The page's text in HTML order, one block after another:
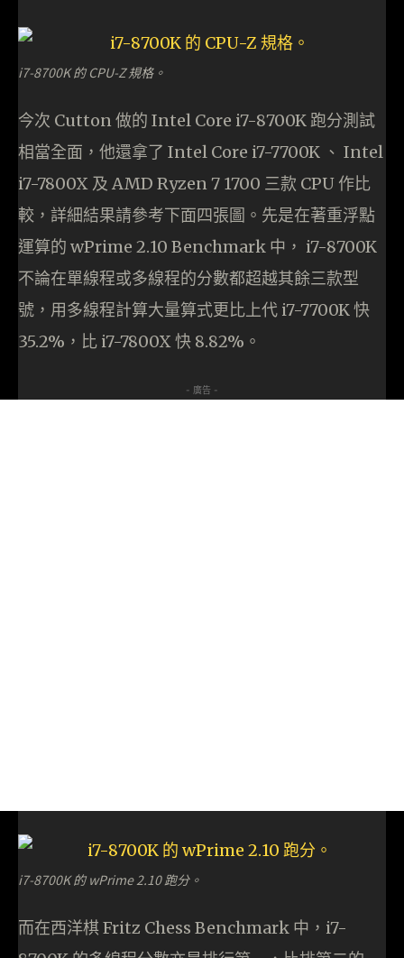
i7-8700K 的 CPU-Z 規格。
今次 Cutton 做的 Intel Core i7-8700K 跑分測試
相當全面，他還拿了 Intel Core i7-7700K 、 Intel
i7-7800X 及 AMD Ryzen 7 1700 三款 CPU 作比
較，詳細結果請參考下面四張圖。先是在著重浮點
運算的 wPrime 2.10 Benchmark 中， i7-8700K
不論在單線程或多線程的分數都超越其餘三款型
號，用多線程計算大量算式更比上代 i7-7700K 快
35.2%，比 i7-7800X 快 8.82%。
- 廣告 -
i7-8700K 的 wPrime 2.10 跑分。
而在西洋棋 Fritz Chess Benchmark 中，i7-